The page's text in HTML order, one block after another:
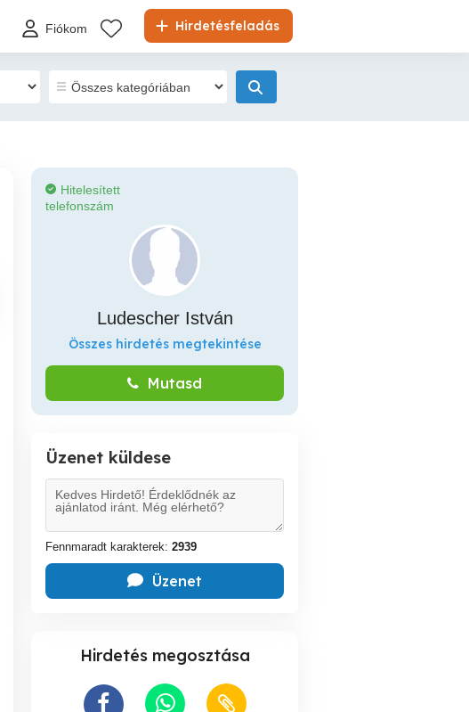
Hirdetésfeladás
Fiókom
Hitelesített
telefonszám
Ludescher István
Összes hirdetés megtekintése
Mutasd
Üzenet küldese
Fennmaradt karakterek: 2939
Üzenet
Hirdetés megosztása